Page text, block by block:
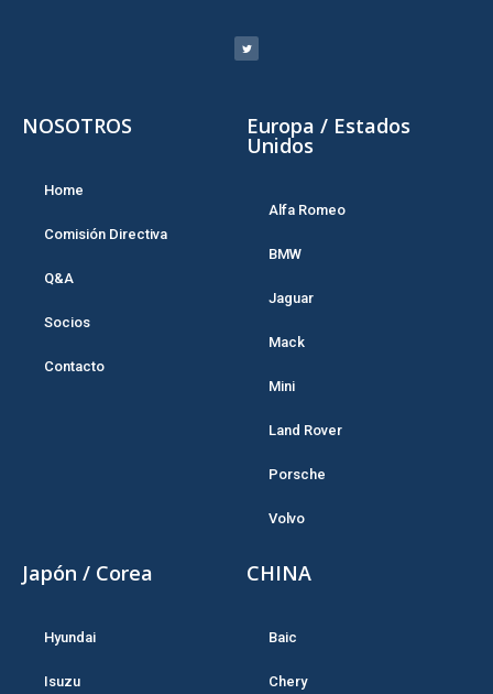
NOSOTROS
Home
Comisión Directiva
Q&A
Socios
Contacto
Europa / Estados
Unidos
Alfa Romeo
BMW
Jaguar
Mack
Mini
Land Rover
Porsche
Volvo
Japón / Corea
Hyundai
Isuzu
CHINA
Baic
Chery